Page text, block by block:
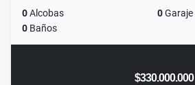
0Alcobas 0Garaje
0 Baños
$330.000.000